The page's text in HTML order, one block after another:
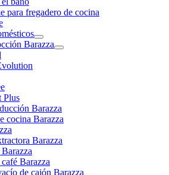
para fregadero de cocina
Barazza
Plus
Barazza
cocina Barazza
Barazza
Barazza
de cajón Barazza